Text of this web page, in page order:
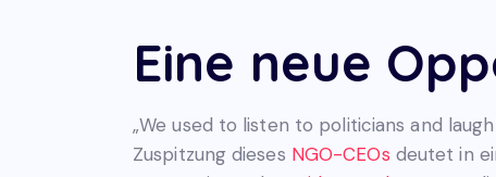
Eine neue
„We used to listen to politicians and
Zuspitzung dieses NGO-CEOs deutet in